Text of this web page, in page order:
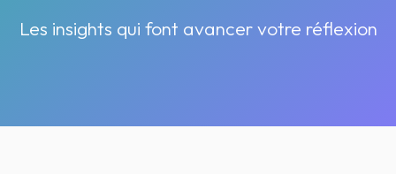
Les insights qui font avancer votre réflexion